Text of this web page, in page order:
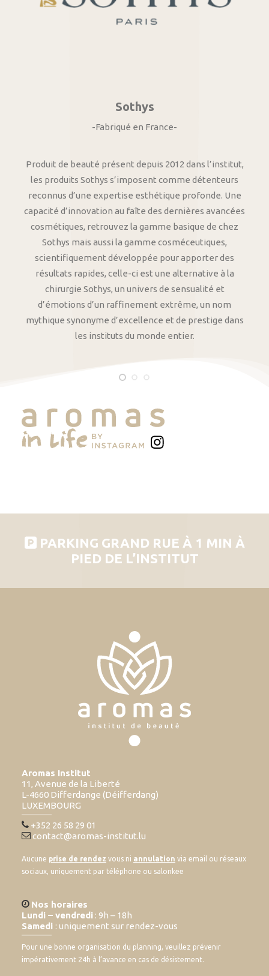
Sothys
-Fabriqué en France-
Produit de beauté présent depuis 2012 dans l’institut,
les produits Sothys s’imposent comme détenteurs
reconnus d’une expertise esthétique profonde. Une
capacité d’innovation au faîte des dernières avancées
cosmétiques, retrouvez la gamme basique de chez
Sothys mais aussi la gamme cosméceutiques,
scientifiquement développée pour apporter des
résultats rapides, celle-ci est une alternative à la
chirurgie Sothys, un univers de sensualité et
d’émotions d’un raffinement extrême, un nom
mythique synonyme d’excellence et de prestige dans
les instituts du monde entier.
PARKING GRAND RUE À 1 MIN À
PIED DE L’INSTITUT
Aromas Institut
11, Avenue de la Liberté
L-4660 Differdange (Déifferdang)
LUXEMBOURG
+352 26 58 29 01
contact@aromas-institut.lu
Aucune prise de rendez vous ni annulation via email ou réseaux
sociaux, uniquement par téléphone ou salonkee
Nos horaires
Lundi – vendredi : 9h – 18h
Samedi : uniquement sur rendez-vous
Pour une bonne organisation du planning, veuillez prévenir
impérativement 24h à l’avance en cas de désistement.